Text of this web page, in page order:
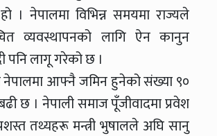
। नेपालमा विभिन्न समयमा राज्यले
व्यवस्थापनको लागि ऐन कानुन
पनि लागू गरेको छ ।
आफ्नै जमिन हुनेको संख्या ९०
छ । नेपाली समाज पूँजीवादमा प्रवेश
तथ्यहरू मन्त्री भुषालले अघि सानु